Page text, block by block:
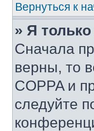
Вернуться к
» Я
Сначала
верны, то
COPPA и
следуйте